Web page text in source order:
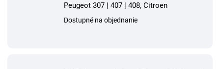
Peugeot 307 | 407 | 408, Citroen
Dostupné na objednanie